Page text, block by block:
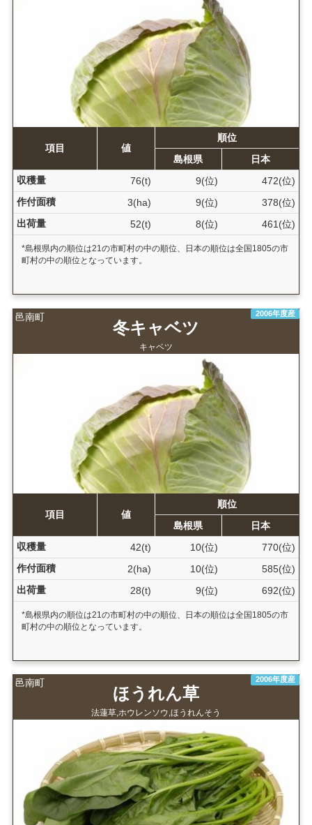
項目 値
順位
島根県
日本
収穫量
76(t) 9(位)
472(位)
作付面積
3(ha) 9(位)
378(位)
出荷量
52(t) 8(位) 461(位)
*島根県内の順位は21の市町村の中の順位、日本の順位は全国1805の市
町村の中の順位となっています。
邑南町 2006年度産
冬キャベツ
キャベツ
項目 値
順位
島根県
日本
収穫量
42(t) 10(位)
770(位)
作付面積
2(ha) 10(位)
585(位)
出荷量
28(t) 9(位) 692(位)
*島根県内の順位は21の市町村の中の順位、日本の順位は全国1805の市
町村の中の順位となっています。
邑南町 2006年度産
ほうれん草
法蓮草,ホウレンソウ,ほうれんそう